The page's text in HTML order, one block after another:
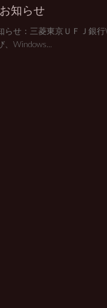
知らせ
らせ：三菱東京ＵＦＪ銀行
、Windows...